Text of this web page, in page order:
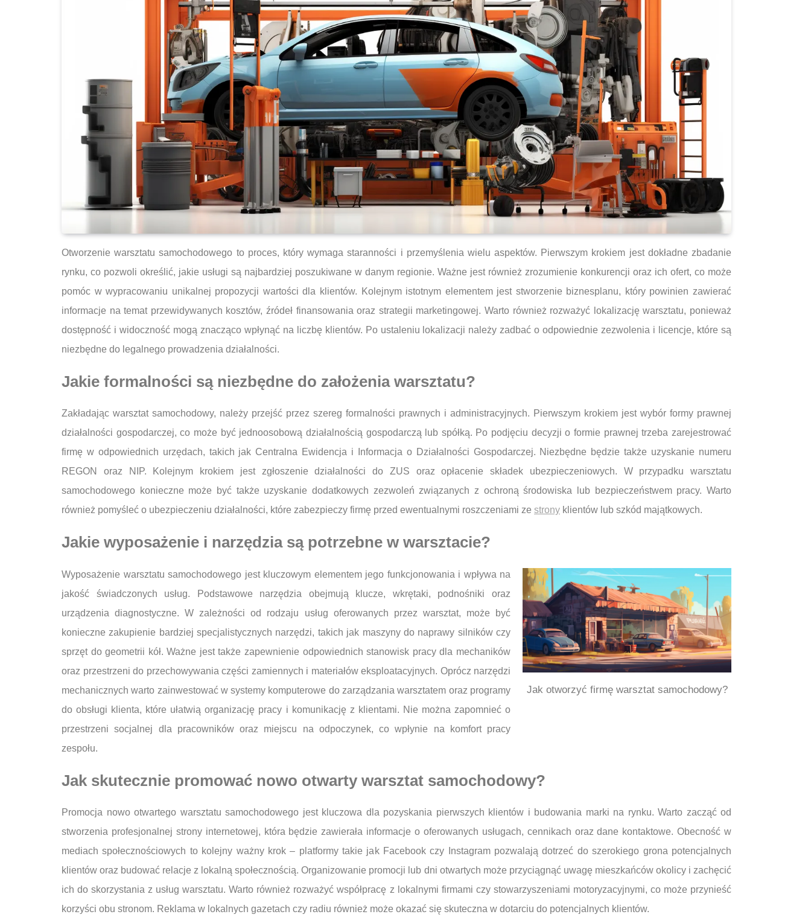
Otworzenie warsztatu samochodowego to proces, który wymaga staranności i przemyślenia wielu aspektów. Pierwszym krokiem jest dokładne zbadanie
rynku, co pozwoli określić, jakie usługi są najbardziej poszukiwane w danym regionie. Ważne jest również zrozumienie konkurencji oraz ich ofert, co może
pomóc w wypracowaniu unikalnej propozycji wartości dla klientów. Kolejnym istotnym elementem jest stworzenie biznesplanu, który powinien zawierać
informacje na temat przewidywanych kosztów, źródeł finansowania oraz strategii marketingowej. Warto również rozważyć lokalizację warsztatu, ponieważ
dostępność i widoczność mogą znacząco wpłynąć na liczbę klientów. Po ustaleniu lokalizacji należy zadbać o odpowiednie zezwolenia i licencje, które są
niezbędne do legalnego prowadzenia działalności.
Jakie formalności są niezbędne do założenia warsztatu?
Zakładając warsztat samochodowy, należy przejść przez szereg formalności prawnych i administracyjnych. Pierwszym krokiem jest wybór formy prawnej
działalności gospodarczej, co może być jednoosobową działalnością gospodarczą lub spółką. Po podjęciu decyzji o formie prawnej trzeba zarejestrować
firmę w odpowiednich urzędach, takich jak Centralna Ewidencja i Informacja o Działalności Gospodarczej. Niezbędne będzie także uzyskanie numeru
REGON oraz NIP. Kolejnym krokiem jest zgłoszenie działalności do ZUS oraz opłacenie składek ubezpieczeniowych. W przypadku warsztatu
samochodowego konieczne może być także uzyskanie dodatkowych zezwoleń związanych z ochroną środowiska lub bezpieczeństwem pracy. Warto
również pomyśleć o ubezpieczeniu działalności, które zabezpieczy firmę przed ewentualnymi roszczeniami ze strony klientów lub szkód majątkowych.
Jakie wyposażenie i narzędzia są potrzebne w warsztacie?
Jak otworzyć firmę warsztat samochodowy?
Wyposażenie warsztatu samochodowego jest kluczowym elementem jego funkcjonowania i wpływa na
jakość świadczonych usług. Podstawowe narzędzia obejmują klucze, wkrętaki, podnośniki oraz
urządzenia diagnostyczne. W zależności od rodzaju usług oferowanych przez warsztat, może być
konieczne zakupienie bardziej specjalistycznych narzędzi, takich jak maszyny do naprawy silników czy
sprzęt do geometrii kół. Ważne jest także zapewnienie odpowiednich stanowisk pracy dla mechaników
oraz przestrzeni do przechowywania części zamiennych i materiałów eksploatacyjnych. Oprócz narzędzi
mechanicznych warto zainwestować w systemy komputerowe do zarządzania warsztatem oraz programy
do obsługi klienta, które ułatwią organizację pracy i komunikację z klientami. Nie można zapomnieć o
przestrzeni socjalnej dla pracowników oraz miejscu na odpoczynek, co wpłynie na komfort pracy
zespołu.
Jak skutecznie promować nowo otwarty warsztat samochodowy?
Promocja nowo otwartego warsztatu samochodowego jest kluczowa dla pozyskania pierwszych klientów i budowania marki na rynku. Warto zacząć od
stworzenia profesjonalnej strony internetowej, która będzie zawierała informacje o oferowanych usługach, cennikach oraz dane kontaktowe. Obecność w
mediach społecznościowych to kolejny ważny krok – platformy takie jak Facebook czy Instagram pozwalają dotrzeć do szerokiego grona potencjalnych
klientów oraz budować relacje z lokalną społecznością. Organizowanie promocji lub dni otwartych może przyciągnąć uwagę mieszkańców okolicy i zachęcić
ich do skorzystania z usług warsztatu. Warto również rozważyć współpracę z lokalnymi firmami czy stowarzyszeniami motoryzacyjnymi, co może przynieść
korzyści obu stronom. Reklama w lokalnych gazetach czy radiu również może okazać się skuteczna w dotarciu do potencjalnych klientów.